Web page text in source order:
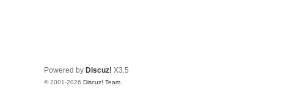
Powered by Discuz! X3.5
© 2001-2026 Discuz! Team